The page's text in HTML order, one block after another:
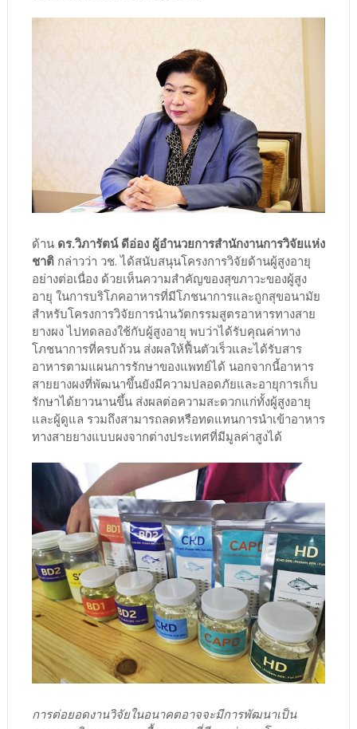
ด้าน ดร.วิภารัตน์ ดีอ่อง ผู้อำนวยการสำนักงานการวิจัยแห่ง
ชาติกล่าวว่า วช. ได้สนับสนุนโครงการวิจัยด้านผู้สูงอายุ
อย่างต่อเนื่อง ด้วยเห็นความสำคัญของสุขภาวะของผู้สูง
อายุ ในการบริโภคอาหารที่มีโภชนาการและถูกสุขอนามัย
สำหรับโครงการวิจัยการนำนวัตกรรมสูตรอาหารทางสาย
ยางผง ไปทดลองใช้กับผู้สูงอายุ พบว่าได้รับคุณค่าทาง
โภชนาการที่ครบถ้วน ส่งผลให้ฟื้นตัวเร็วและได้รับสาร
อาหารตามแผนการรักษาของแพทย์ได้ นอกจากนี้อาหาร
สายยางผงที่พัฒนาขึ้นยังมีความปลอดภัยและอายุการเก็บ
รักษาได้ยาวนานขึ้น ส่งผลต่อความสะดวกแก่ทั้งผู้สูงอายุ
และผู้ดูแล รวมถึงสามารถลดหรือทดแทนการนําเข้าอาหาร
ทางสายยางแบบผงจากต่างประเทศที่มีมูลค่าสูงได้
การต่อยอดงานวิจัยในอนาคตอาจจะมีการพัฒนาเป็น